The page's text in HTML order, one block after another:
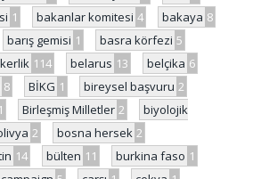
1 bakanlar komitesi 4 bakaya 8
barış gemisi 1 basra körfezi 5
114 belarus 13 belçika 6
8 BİKG 1 bireysel başvuru 2
Birleşmiş Milletler 2
biyolojik
2 bosna hersek 2
14 bülten 11 burkina faso 1